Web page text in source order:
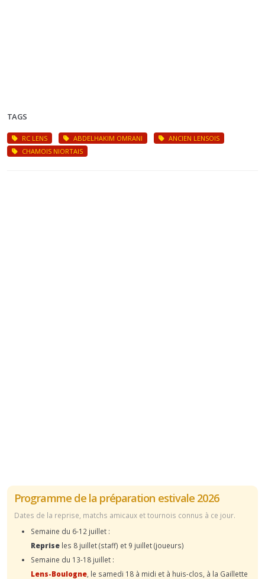
TAGS
RC LENS ABDELHAKIM OMRANI
ANCIEN LENSOIS
CHAMOIS NIORTAIS
Programme de la préparation estivale 2026
Dates de la reprise, matchs amicaux et tournois connus à ce jour.
Semaine du 6-12 juillet :
Reprise les 8 juillet (staff) et 9 juillet (joueurs)
Semaine du 13-18 juillet :
Lens-Boulogne , le samedi 18 à midi et à huis-clos, à la Gaillette